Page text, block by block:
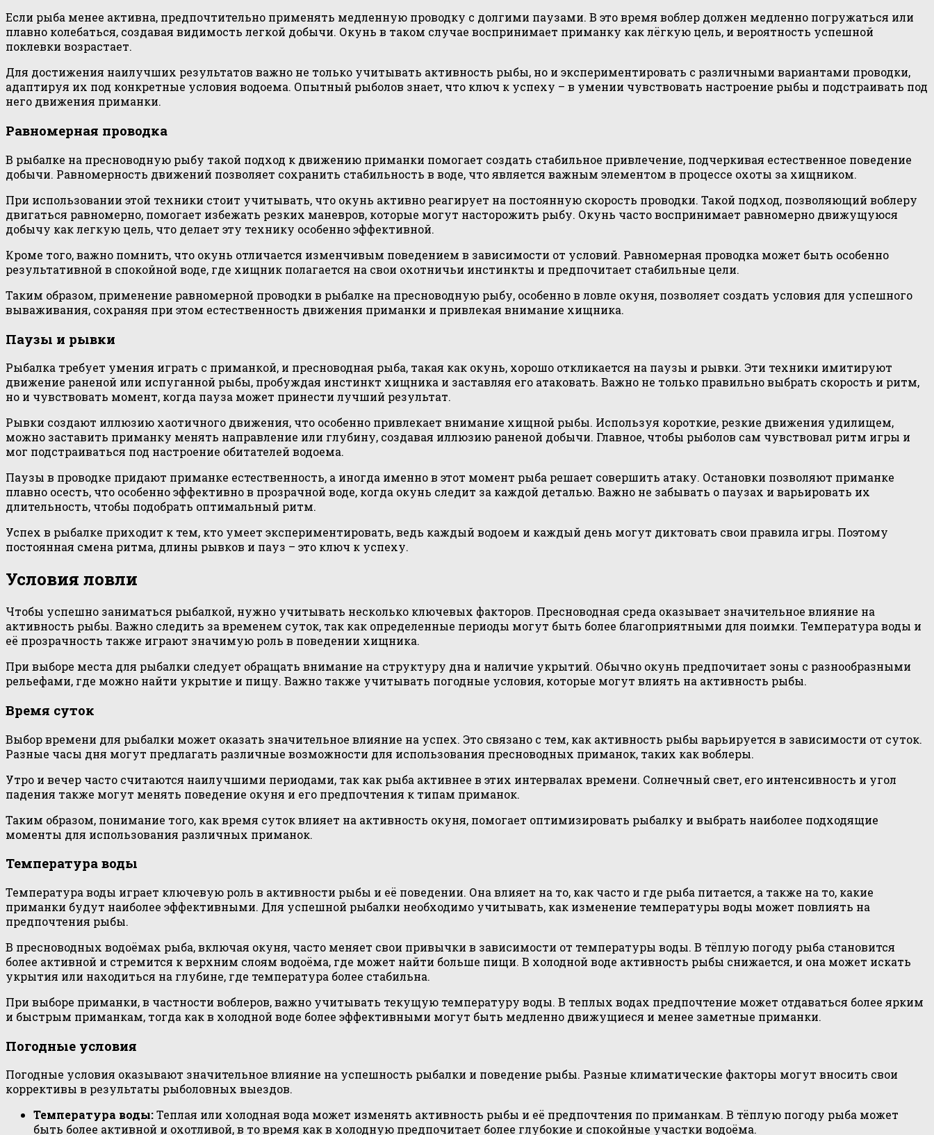
Если рыба менее активна, предпочтительно применять медленную проводку с долгими паузами. В это время воблер должен медленно погружаться или
плавно колебаться, создавая видимость легкой добычи. Окунь в таком случае воспринимает приманку как лёгкую цель, и вероятность успешной
поклевки возрастает.
Для достижения наилучших результатов важно не только учитывать активность рыбы, но и экспериментировать с различными вариантами проводки,
адаптируя их под конкретные условия водоема. Опытный рыболов знает, что ключ к успеху – в умении чувствовать настроение рыбы и подстраивать под
него движения приманки.
Равномерная проводка
В рыбалке на пресноводную рыбу такой подход к движению приманки помогает создать стабильное привлечение, подчеркивая естественное поведение
добычи. Равномерность движений позволяет сохранить стабильность в воде, что является важным элементом в процессе охоты за хищником.
При использовании этой техники стоит учитывать, что окунь активно реагирует на постоянную скорость проводки. Такой подход, позволяющий воблеру
двигаться равномерно, помогает избежать резких маневров, которые могут насторожить рыбу. Окунь часто воспринимает равномерно движущуюся
добычу как легкую цель, что делает эту технику особенно эффективной.
Кроме того, важно помнить, что окунь отличается изменчивым поведением в зависимости от условий. Равномерная проводка может быть особенно
результативной в спокойной воде, где хищник полагается на свои охотничьи инстинкты и предпочитает стабильные цели.
Таким образом, применение равномерной проводки в рыбалке на пресноводную рыбу, особенно в ловле окуня, позволяет создать условия для успешного
вываживания, сохраняя при этом естественность движения приманки и привлекая внимание хищника.
Паузы и рывки
Рыбалка требует умения играть с приманкой, и пресноводная рыба, такая как окунь, хорошо откликается на паузы и рывки. Эти техники имитируют
движение раненой или испуганной рыбы, пробуждая инстинкт хищника и заставляя его атаковать. Важно не только правильно выбрать скорость и ритм,
но и чувствовать момент, когда пауза может принести лучший результат.
Рывки создают иллюзию хаотичного движения, что особенно привлекает внимание хищной рыбы. Используя короткие, резкие движения удилищем,
можно заставить приманку менять направление или глубину, создавая иллюзию раненой добычи. Главное, чтобы рыболов сам чувствовал ритм игры и
мог подстраиваться под настроение обитателей водоема.
Паузы в проводке придают приманке естественность, а иногда именно в этот момент рыба решает совершить атаку. Остановки позволяют приманке
плавно осесть, что особенно эффективно в прозрачной воде, когда окунь следит за каждой деталью. Важно не забывать о паузах и варьировать их
длительность, чтобы подобрать оптимальный ритм.
Успех в рыбалке приходит к тем, кто умеет экспериментировать, ведь каждый водоем и каждый день могут диктовать свои правила игры. Поэтому
постоянная смена ритма, длины рывков и пауз – это ключ к успеху.
Условия ловли
Чтобы успешно заниматься рыбалкой, нужно учитывать несколько ключевых факторов. Пресноводная среда оказывает значительное влияние на
активность рыбы. Важно следить за временем суток, так как определенные периоды могут быть более благоприятными для поимки. Температура воды и
её прозрачность также играют значимую роль в поведении хищника.
При выборе места для рыбалки следует обращать внимание на структуру дна и наличие укрытий. Обычно окунь предпочитает зоны с разнообразными
рельефами, где можно найти укрытие и пищу. Важно также учитывать погодные условия, которые могут влиять на активность рыбы.
Время суток
Выбор времени для рыбалки может оказать значительное влияние на успех. Это связано с тем, как активность рыбы варьируется в зависимости от суток.
Разные часы дня могут предлагать различные возможности для использования пресноводных приманок, таких как воблеры.
Утро и вечер часто считаются наилучшими периодами, так как рыба активнее в этих интервалах времени. Солнечный свет, его интенсивность и угол
падения также могут менять поведение окуня и его предпочтения к типам приманок.
Таким образом, понимание того, как время суток влияет на активность окуня, помогает оптимизировать рыбалку и выбрать наиболее подходящие
моменты для использования различных приманок.
Температура воды
Температура воды играет ключевую роль в активности рыбы и её поведении. Она влияет на то, как часто и где рыба питается, а также на то, какие
приманки будут наиболее эффективными. Для успешной рыбалки необходимо учитывать, как изменение температуры воды может повлиять на
предпочтения рыбы.
В пресноводных водоёмах рыба, включая окуня, часто меняет свои привычки в зависимости от температуры воды. В тёплую погоду рыба становится
более активной и стремится к верхним слоям водоёма, где может найти больше пищи. В холодной воде активность рыбы снижается, и она может искать
укрытия или находиться на глубине, где температура более стабильна.
При выборе приманки, в частности воблеров, важно учитывать текущую температуру воды. В теплых водах предпочтение может отдаваться более ярким
и быстрым приманкам, тогда как в холодной воде более эффективными могут быть медленно движущиеся и менее заметные приманки.
Погодные условия
Погодные условия оказывают значительное влияние на успешность рыбалки и поведение рыбы. Разные климатические факторы могут вносить свои
коррективы в результаты рыболовных выездов.
Температура воды:Теплая или холодная вода может изменять активность рыбы и её предпочтения по приманкам. В тёплую погоду рыба может
быть более активной и охотливой, в то время как в холодную предпочитает более глубокие и спокойные участки водоёма.